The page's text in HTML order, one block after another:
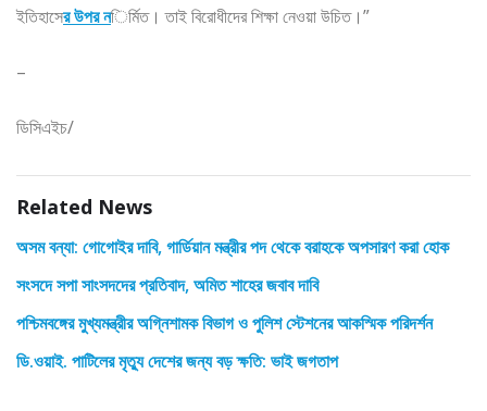
ইতিহাসের উপর নির্মিত। তাই বিরোধীদের শিক্ষা নেওয়া উচিত।”
–
ডিসিএইচ/
Related News
অসম বন্যা: গোগোইর দাবি, গার্ডিয়ান মন্ত্রীর পদ থেকে বরাহকে অপসারণ করা হোক
সংসদে সপা সাংসদদের প্রতিবাদ, অমিত শাহের জবাব দাবি
পশ্চিমবঙ্গের মুখ্যমন্ত্রীর অগ্নিশামক বিভাগ ও পুলিশ স্টেশনের আকস্মিক পরিদর্শন
ডি.ওয়াই. পাটিলের মৃত্যু দেশের জন্য বড় ক্ষতি: ভাই জগতাপ